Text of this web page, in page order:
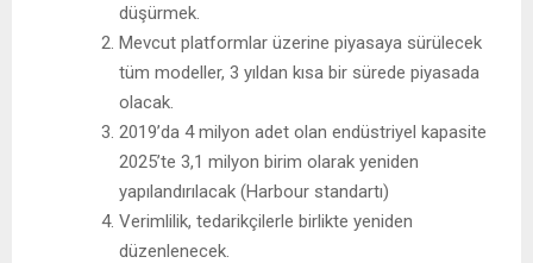
düşürmek.
Mevcut platformlar üzerine piyasaya sürülecek
tüm modeller, 3 yıldan kısa bir sürede piyasada
olacak.
2019’da 4 milyon adet olan endüstriyel kapasite
2025’te 3,1 milyon birim olarak yeniden
yapılandırılacak (Harbour standartı)
Verimlilik, tedarikçilerle birlikte yeniden
düzenlenecek.